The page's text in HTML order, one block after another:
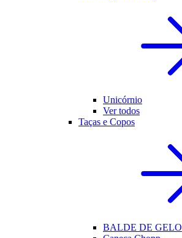
Unicórnio
Ver todos
Taças e Copos
BALDE DE GELO